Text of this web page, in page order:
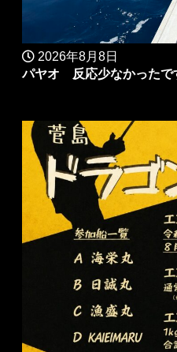
2026年8月8日
パヤオ 反応少なかったで